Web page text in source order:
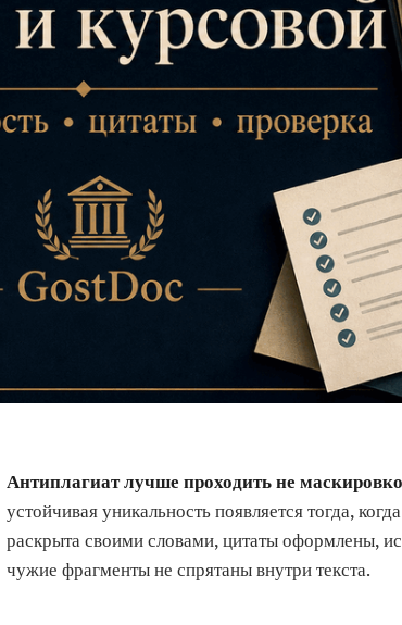
Антиплагиат лучше проходить не
устойчивая уникальность появляется тогда,
раскрыта своими словами, цитаты оформлены,
чужие фрагменты не спрятаны внутри текста.